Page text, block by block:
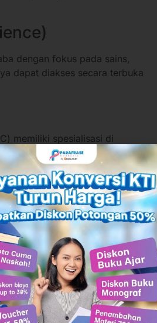
dengan fokus pada sains,
dapat diakses secara terbuka
memiliki spesialisasi di
ribuan artikel publikasi
Publishing
menyediakan akses ke
mdpi.com untuk melihat
koleksi jurnal dan buku